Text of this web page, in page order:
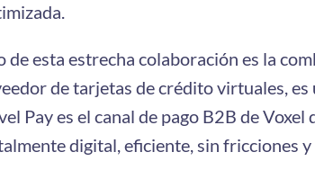
de esta estrecha colaboración es la
de tarjetas de crédito virtuales,
Pay es el canal de pago B2B de
digital, eficiente, sin fricciones